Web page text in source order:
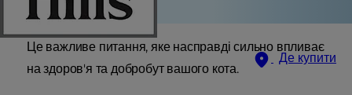
Де купити
Це важливе питання, яке насправді сильно впливає
на здоров'я та добробут вашого кота.